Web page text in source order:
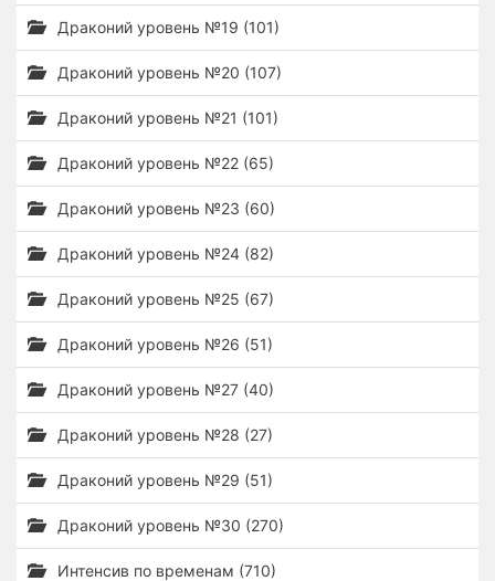
Драконий уровень №19 (101)
Драконий уровень №20 (107)
Драконий уровень №21 (101)
Драконий уровень №22 (65)
Драконий уровень №23 (60)
Драконий уровень №24 (82)
Драконий уровень №25 (67)
Драконий уровень №26 (51)
Драконий уровень №27 (40)
Драконий уровень №28 (27)
Драконий уровень №29 (51)
Драконий уровень №30 (270)
Интенсив по временам (710)